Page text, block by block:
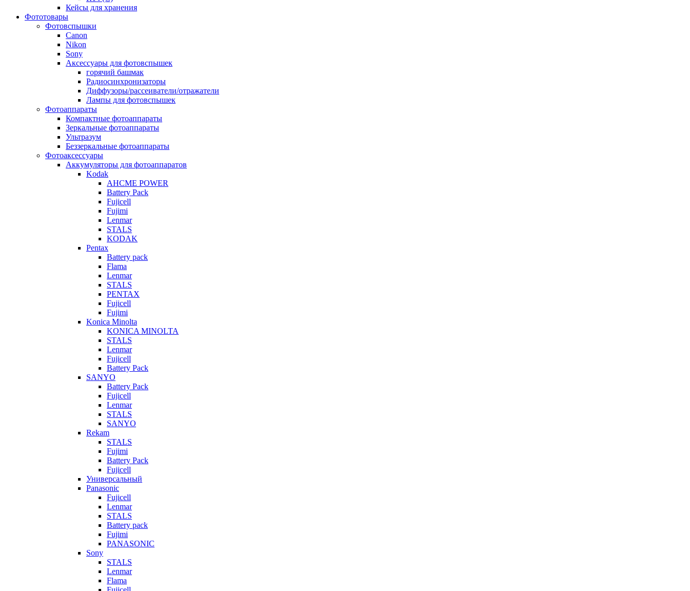
Кейсы для хранения
Фототовары
Фотовспышки
Canon
Nikon
Sony
Аксессуары для фотовспышек
горячий башмак
Радиосинхронизаторы
Диффузоры/рассеиватели/отражатели
Лампы для фотовспышек
Фотоаппараты
Компактные фотоаппараты
Зеркальные фотоаппараты
Ультразум
Беззеркальные фотоаппараты
Фотоаксессуары
Аккумуляторы для фотоаппаратов
Kodak
AHCME POWER
Battery Pack
Fujicell
Fujimi
Lenmar
STALS
KODAK
Pentax
Battery pack
Flama
Lenmar
STALS
PENTAX
Fujicell
Fujimi
Konica Minolta
KONICA MINOLTA
STALS
Lenmar
Fujicell
Battery Pack
SANYO
Battery Pack
Fujicell
Lenmar
STALS
SANYO
Rekam
STALS
Fujimi
Battery Pack
Fujicell
Универсальный
Panasonic
Fujicell
Lenmar
STALS
Battery pack
Fujimi
PANASONIC
Sony
STALS
Lenmar
Flama